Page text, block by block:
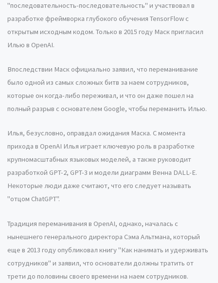
"последовательность-последовательность" и участвовал в
разработке фреймворка глубокого обучения TensorFlow с
открытым исходным кодом. Только в 2015 году Маск пригласил
Илью в OpenAI.
Впоследствии Маск официально заявил, что переманивание
было одной из самых сложных битв за наем сотрудников,
которые он когда-либо переживал, и что он даже пошел на
полный разрыв с основателем Google, чтобы переманить Илью.
Илья, безусловно, оправдал ожидания Маска. С момента
прихода в OpenAI Илья играет ключевую роль в разработке
крупномасштабных языковых моделей, а также руководит
разработкой GPT-2, GPT-3 и модели диаграмм Венна DALL-E.
Некоторые люди даже считают, что его следует называть
"отцом ChatGPT".
Традиция переманивания в OpenAI, однако, началась с
нынешнего генерального директора Сэма Альтмана, который
еще в 2013 году опубликовал книгу "Как нанимать и удерживать
сотрудников" и заявил, что основатели должны тратить от
трети до половины своего времени на наем сотрудников.